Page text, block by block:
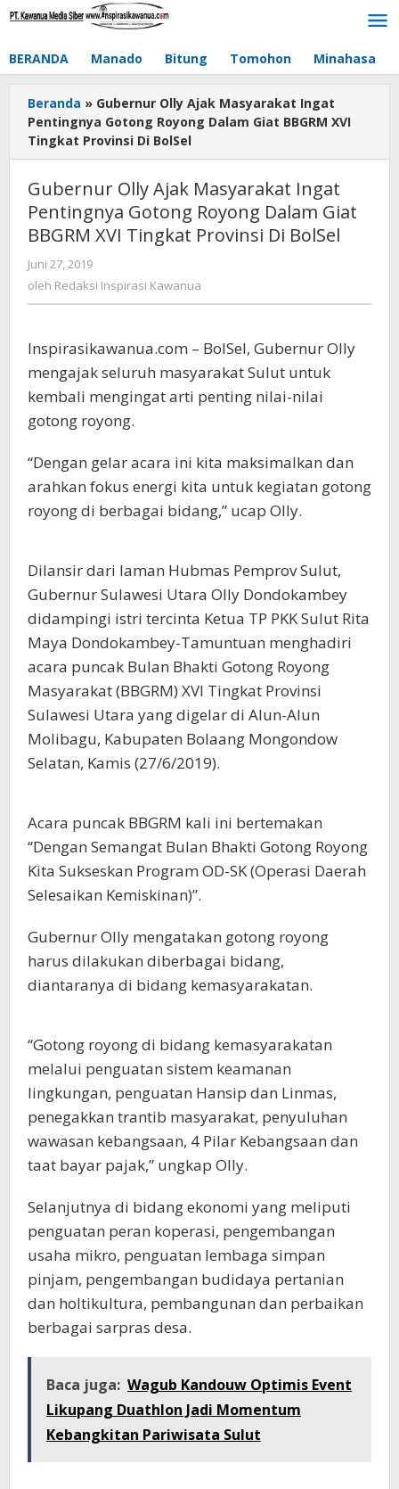
Lewati
BERANDA Manado Bitung Tomohon Minahasa
Beranda » Gubernur Olly Ajak Masyarakat Ingat
Pentingnya Gotong Royong Dalam Giat BBGRM XVI
Tingkat Provinsi Di BolSel
Gubernur Olly Ajak Masyarakat Ingat
Pentingnya Gotong Royong Dalam Giat
BBGRM XVI Tingkat Provinsi Di BolSel
Juni 27, 2019
Redaksi
Inspirasi
oleh Redaksi Inspirasi Kawanua
Inspirasikawanua.com – BolSel, Gubernur Olly
mengajak seluruh masyarakat Sulut untuk
kembali mengingat arti penting nilai-nilai
gotong royong.
“Dengan gelar acara ini kita maksimalkan dan
arahkan fokus energi kita untuk kegiatan gotong
royong di berbagai bidang,” ucap Olly.
Dilansir dari laman Hubmas Pemprov Sulut,
Gubernur Sulawesi Utara Olly Dondokambey
didampingi istri tercinta Ketua TP PKK Sulut Rita
Maya Dondokambey-Tamuntuan menghadiri
acara puncak Bulan Bhakti Gotong Royong
Masyarakat (BBGRM) XVI Tingkat Provinsi
Sulawesi Utara yang digelar di Alun-Alun
Molibagu, Kabupaten Bolaang Mongondow
Selatan, Kamis (27/6/2019).
Acara puncak BBGRM kali ini bertemakan
“Dengan Semangat Bulan Bhakti Gotong Royong
Kita Sukseskan Program OD-SK (Operasi Daerah
Selesaikan Kemiskinan)”.
Gubernur Olly mengatakan gotong royong
harus dilakukan diberbagai bidang,
diantaranya di bidang kemasyarakatan.
“Gotong royong di bidang kemasyarakatan
melalui penguatan sistem keamanan
lingkungan, penguatan Hansip dan Linmas,
penegakkan trantib masyarakat, penyuluhan
wawasan kebangsaan, 4 Pilar Kebangsaan dan
taat bayar pajak,” ungkap Olly.
Selanjutnya di bidang ekonomi yang meliputi
penguatan peran koperasi, pengembangan
usaha mikro, penguatan lembaga simpan
pinjam, pengembangan budidaya pertanian
dan holtikultura, pembangunan dan perbaikan
berbagai sarpras desa.
Baca juga: Wagub Kandouw Optimis Event
Likupang Duathlon Jadi Momentum
Kebangkitan Pariwisata Sulut